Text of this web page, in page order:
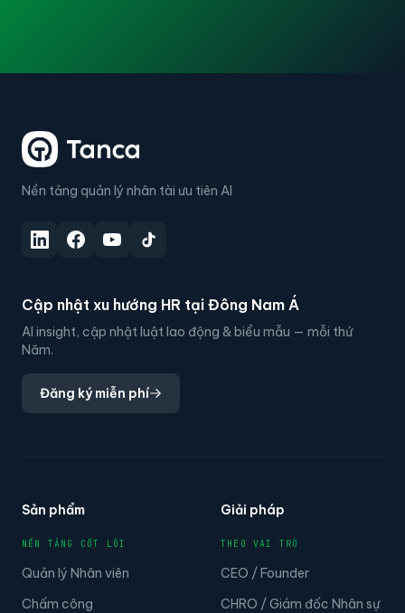
Nền tảng quản lý nhân tài ưu tiên AI
Cập nhật xu hướng HR tại Đông Nam Á
AI insight, cập nhật luật lao động & biểu mẫu — mỗi thứ
Năm.
Đăng ký miễn phí
Sản phẩm
NỀN TẢNG CỐT LÕI
Quản lý Nhân viên
Chấm công
Giải pháp
THEO VAI TRÒ
CEO / Founder
CHRO / Giám đốc Nhân sự